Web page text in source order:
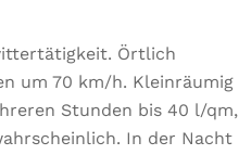
Örtlich
um 70 km/h. Kleinräumig
Stunden bis 40 l/qm,
In der Nacht